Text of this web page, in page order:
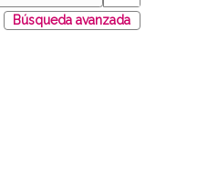
Búsqueda avanzada